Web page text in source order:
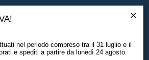
EN
nel periodo compreso tra il 31 luglio e il
e spediti a partire da lunedì 24 agosto.